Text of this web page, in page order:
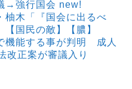
→強行国会 new!
柚木「『国会に出るべ
国民の敵】【膿】
機能する事が判明 成人
改正案が審議入り